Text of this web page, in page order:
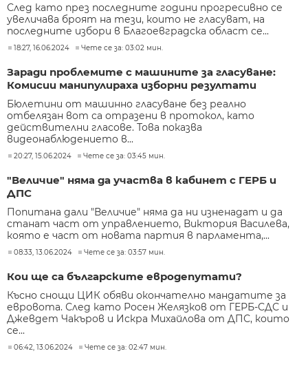
След като през последните години прогресивно се
увеличава броят на тези, които не гласуват, на
последните избори в Благоевградска област се...
18:27, 16.06.2024 Чете се за: 03:02 мин.
Заради проблемите с машините за гласуване:
Комисии манипулираха изборни резултати
Бюлетини от машинно гласуване без реално
отбелязан вот са отразени в протокол, като
действителни гласове. Това показва
видеонаблюдението в...
20:27, 15.06.2024 Чете се за: 03:45 мин.
"Величие" няма да участва в кабинет с ГЕРБ и
ДПС
Попитана дали "Величие" няма да ни изненадат и да
станат част от управлението, Виктория Василева,
която е част от новата партия в парламента,...
08:33, 13.06.2024 Чете се за: 03:57 мин.
Кои ще са българските евродепутати?
Късно снощи ЦИК обяви окончателно мандатите за
евровота. След като Росен Желязков от ГЕРБ-СДС и
Джевдет Чакъров и Искра Михайлова от ДПС, които
се...
06:42, 13.06.2024 Чете се за: 02:47 мин.